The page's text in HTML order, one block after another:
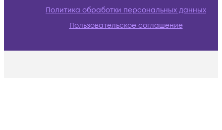
Политика обработки персональных данных
Пользовательское соглашение